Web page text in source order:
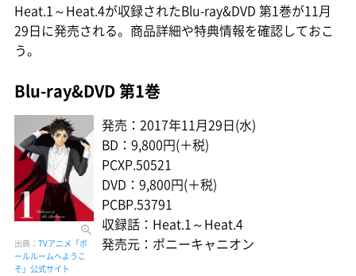
Heat.1～Heat.4が収録されたBlu-ray&DVD 第1巻が11月
29日に発売される。商品詳細や特典情報を確認しておこ
う。
Blu-ray&DVD 第1巻
出典： TVアニメ「ボ
ールルームへようこ
そ」公式サイト
発売：2017年11月29日(水)
BD：9,800円(＋税)
PCXP.50521
DVD：9,800円(＋税)
PCBP.53791
収録話：Heat.1～Heat.4
発売元：ポニーキャニオン